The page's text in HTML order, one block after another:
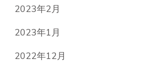
2023年2月
2023年1月
2022年12月